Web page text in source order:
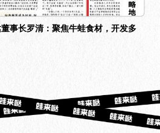
董事长罗清：聚焦牛蛙食材，开发多